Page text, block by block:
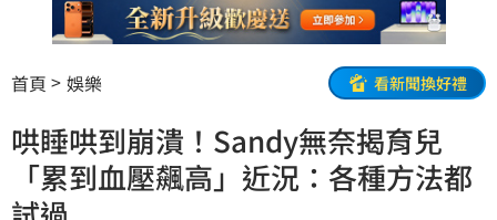
首頁 娛樂 看新聞換好禮
哄睡哄到崩潰！Sandy無奈揭育兒
「累到血壓飆高」近況：各種方法都